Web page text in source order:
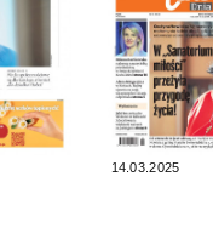
14.03.2025